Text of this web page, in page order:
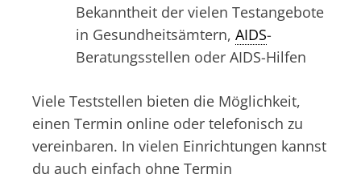
Bekanntheit der vielen Testangebote
in Gesundheitsämtern, AIDS-
Beratungsstellen oder AIDS-Hilfen
Viele Teststellen bieten die Möglichkeit,
einen Termin online oder telefonisch zu
vereinbaren. In vielen Einrichtungen kannst
du auch einfach ohne Termin